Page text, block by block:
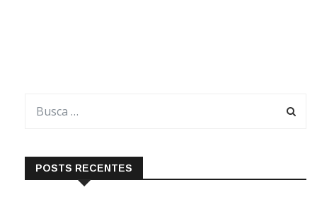
POSTS RECENTES